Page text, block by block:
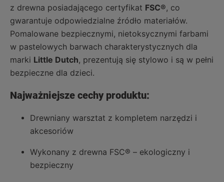
z drewna posiadającego certyfikat FSC®, co
gwarantuje odpowiedzialne źródło materiałów.
Pomalowane bezpiecznymi, nietoksycznymi farbami
w pastelowych barwach charakterystycznych dla
marki Little Dutch, prezentują się stylowo i są w pełni
bezpieczne dla dzieci.
Najważniejsze cechy produktu:
Drewniany warsztat z kompletem narzędzi i
akcesoriów
Wykonany z drewna FSC® – ekologiczny i
bezpieczny